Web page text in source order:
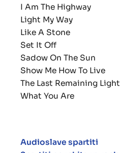
I Am The Highway
Light My Way
Like A Stone
Set It Off
Sadow On The Sun
Show Me How To Live
The Last Remaining Light
What You Are
Audioslave spartiti